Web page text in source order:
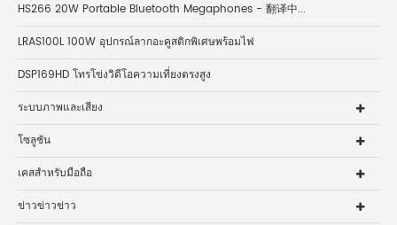
HS266 20W Portable Bluetooth Megaphones - 翻译中...
LRAS100L 100W อุปกรณ์ลากอะคูสติกพิเศษพร้อมไฟ
DSP169HD โทรโข่งวิดีโอความเที่ยงตรงสูง
ระบบภาพและเสียง
โซลูชัน
เคสสำหรับมือถือ
ข่าวข่าวข่าว